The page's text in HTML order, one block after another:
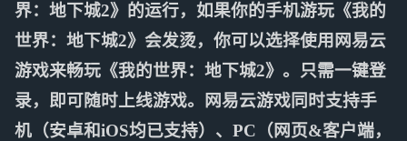
界：地下城2》的运行，如果你的手机游玩《我的
世界：地下城2》会发烫，你可以选择使用网易云
游戏来畅玩《我的世界：地下城2》。只需一键登
录，即可随时上线游戏。网易云游戏同时支持手
机（安卓和iOS均已支持）、PC（网页&客户端，